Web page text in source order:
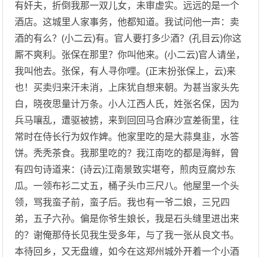
有奸夫，折倒我那一双儿女，未审虚实。远远的是一个
酒店。这城里人家事务，他都知道。我试问他一声：卖
酒的有么？(小二云)有。官人要打多少酒？(孔目云)你这
厮不爽利。张保在那里？你叫他来。(小二云)官人请坐，
我叫他去。张保，有人寻你哩。(正末扮张保上，云)来
也！买卖归来汗未消，上床犹自想来朝。为甚当家头先
白，晓夜思量计万条。小人江西人氏，姓张名保，因为
兵马嚷乱，遭驱被掳，来到回回马合麻沙宣差衙里，往
常时在侍长行为奴作婢。他家里吃的是大蒜臭韭，水答
饼。秃秃茶食。我那里吃的？我江南吃的都是海鲜，曾
有四句诗道来：(诗云)江南景致实堪夸，煎肉豆腐炒东
瓜。一领布衫二丈五，桶子头巾三尺八。他屋里一个头
领，骂我蛮子前，蛮子后。我也有一爷二娘，三兄四
弟，五子六孙。偏是你爷生娘长，我是石头缝里进出来
的？谢俺那侍长见我生受多年，与了我一张从良文书。
本待回乡，又无盘缠，如今在这郑州城外开着一个小酒